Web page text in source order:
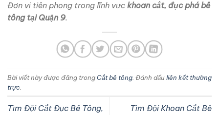
Đơn vị tiên phong trong lĩnh vực khoan cắt, đục phá bê
tông tại Quận 9.
Bài viết này được đăng trongCắt bê tông . Đánh dấuliên kết thường
trực
Tìm Đội Cắt Đục Bê Tông,
Tìm Đội Khoan Cắt Bê